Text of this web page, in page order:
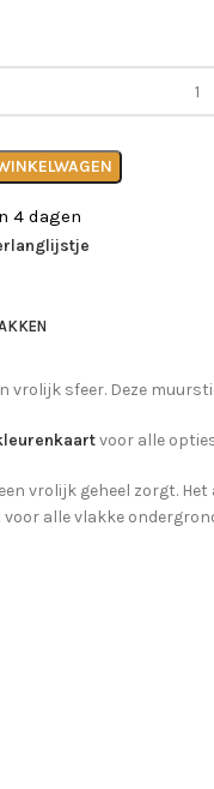
4 dagen
vrolijk sfeer. Deze
voor alle
vrolijk geheel zorgt.
alle vlakke